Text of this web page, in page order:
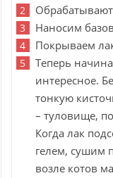
Наносим
Покрываем
Теперь
интересное.
тонкую
– туловище,
Когда лак
гелем, сушим
возле котов